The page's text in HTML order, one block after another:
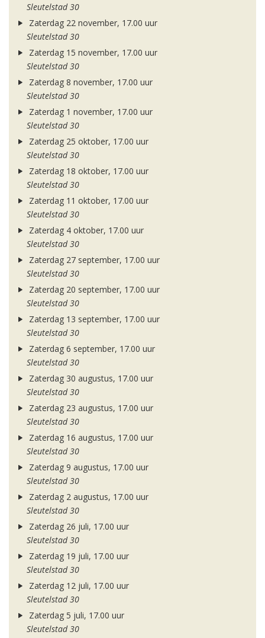
Sleutelstad 30
Zaterdag 22 november, 17.00 uur
Sleutelstad 30
Zaterdag 15 november, 17.00 uur
Sleutelstad 30
Zaterdag 8 november, 17.00 uur
Sleutelstad 30
Zaterdag 1 november, 17.00 uur
Sleutelstad 30
Zaterdag 25 oktober, 17.00 uur
Sleutelstad 30
Zaterdag 18 oktober, 17.00 uur
Sleutelstad 30
Zaterdag 11 oktober, 17.00 uur
Sleutelstad 30
Zaterdag 4 oktober, 17.00 uur
Sleutelstad 30
Zaterdag 27 september, 17.00 uur
Sleutelstad 30
Zaterdag 20 september, 17.00 uur
Sleutelstad 30
Zaterdag 13 september, 17.00 uur
Sleutelstad 30
Zaterdag 6 september, 17.00 uur
Sleutelstad 30
Zaterdag 30 augustus, 17.00 uur
Sleutelstad 30
Zaterdag 23 augustus, 17.00 uur
Sleutelstad 30
Zaterdag 16 augustus, 17.00 uur
Sleutelstad 30
Zaterdag 9 augustus, 17.00 uur
Sleutelstad 30
Zaterdag 2 augustus, 17.00 uur
Sleutelstad 30
Zaterdag 26 juli, 17.00 uur
Sleutelstad 30
Zaterdag 19 juli, 17.00 uur
Sleutelstad 30
Zaterdag 12 juli, 17.00 uur
Sleutelstad 30
Zaterdag 5 juli, 17.00 uur
Sleutelstad 30